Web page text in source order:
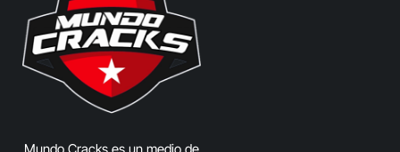
Mundo Cracks es un medio de